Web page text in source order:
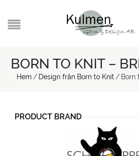
BORN TO KNIT –
Hem / Design från Born to Knit / Born
PRODUCT BRAND